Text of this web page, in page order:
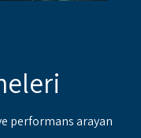
performans arayan